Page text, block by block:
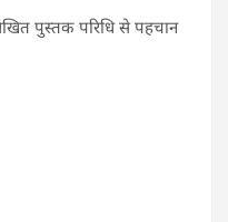
पुस्तक परिधि से पहचान